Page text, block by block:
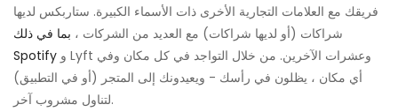
فريقك مع العلامات التجارية الأخرى ذات الأسماء الكبيرة. ستاربكس لديها
شراكات (أو لديها شراكات) مع العديد من الشركات ، بما في ذلك
Spotify
أي مكان ، يظلون في رأسك - ويعيدونك إلى المتجر (أو في التطبيق)
لتناول مشروب آخر.